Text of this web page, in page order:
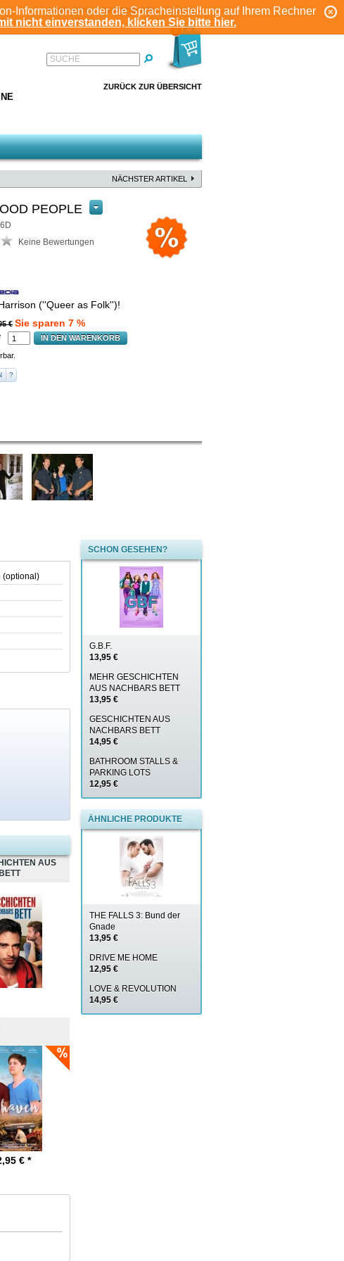
Informationen oder die Spracheinstellung auf Ihrem Rechner
nicht einverstanden, klicken Sie bitte hier.
KONTO
ANMELDEN REGISTRIEREN
1
SUCHE
ZURÜCK ZUR ÜBERSICHT
NÄCHSTER ARTIKEL
PEOPLE
Keine Bewertungen
(''Queer as Folk'')!
€ Sie sparen 7 %
IN DEN WARENKORB
?
(optional)
AUS
€ *
SCHON GESEHEN?
G.B.F.
13,95 €
MEHR GESCHICHTEN
AUS NACHBARS BETT
13,95 €
GESCHICHTEN AUS
NACHBARS BETT
14,95 €
BATHROOM STALLS &
PARKING LOTS
12,95 €
ÄHNLICHE PRODUKTE
THE FALLS 3: Bund der
Gnade
13,95 €
DRIVE ME HOME
12,95 €
LOVE & REVOLUTION
14,95 €